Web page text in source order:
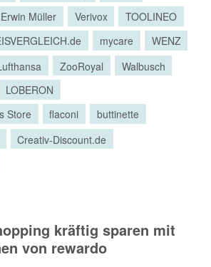
Erwin Müller Verivox
TOOLINEO
mycare
WENZ
ZooRoyal
Walbusch
LOBERON
Store
flaconi
buttinette
Creativ-Discount.de
kräftig sparen mit
von rewardo